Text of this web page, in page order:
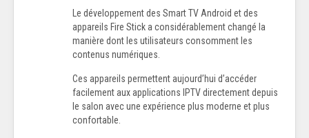
Le développement des Smart TV Android et des
appareils Fire Stick a considérablement changé la
manière dont les utilisateurs consomment les
contenus numériques.
Ces appareils permettent aujourd’hui d’accéder
facilement aux applications IPTV directement depuis
le salon avec une expérience plus moderne et plus
confortable.